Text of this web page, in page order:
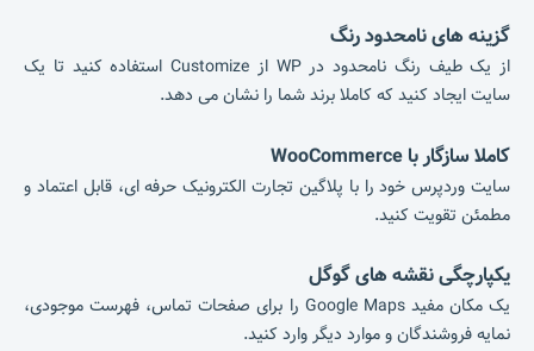
گزینه های نامحدود رنگ
از یک طیف رنگ نامحدود در WP از Customize استفاده کنید تا یک
سایت ایجاد کنید که کاملا برند شما را نشان می دهد.
کاملا سازگار با WooCommerce
سایت وردپرس خود را با پلاگین تجارت الکترونیک حرفه ای، قابل اعتماد و
مطمئن تقویت کنید.
یکپارچگی نقشه های گوگل
یک مکان مفید Google Maps را برای صفحات تماس، فهرست موجودی،
نمایه فروشندگان و موارد دیگر وارد کنید.